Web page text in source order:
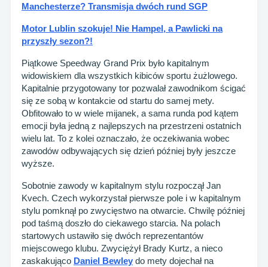
Manchesterze? Transmisja dwóch rund SGP
Motor Lublin szokuje! Nie Hampel, a Pawlicki na
przyszły sezon?!
Piątkowe Speedway Grand Prix było kapitalnym
widowiskiem dla wszystkich kibiców sportu żużlowego.
Kapitalnie przygotowany tor pozwalał zawodnikom ścigać
się ze sobą w kontakcie od startu do samej mety.
Obfitowało to w wiele mijanek, a sama runda pod kątem
emocji była jedną z najlepszych na przestrzeni ostatnich
wielu lat. To z kolei oznaczało, że oczekiwania wobec
zawodów odbywających się dzień później były jeszcze
wyższe.
Sobotnie zawody w kapitalnym stylu rozpoczął Jan
Kvech. Czech wykorzystał pierwsze pole i w kapitalnym
stylu pomknął po zwycięstwo na otwarcie. Chwilę później
pod taśmą doszło do ciekawego starcia. Na polach
startowych ustawiło się dwóch reprezentantów
miejscowego klubu. Zwyciężył Brady Kurtz, a nieco
zaskakująco Daniel Bewley do mety dojechał na